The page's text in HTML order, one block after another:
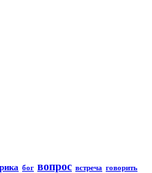
бог вопрос встреча говорить